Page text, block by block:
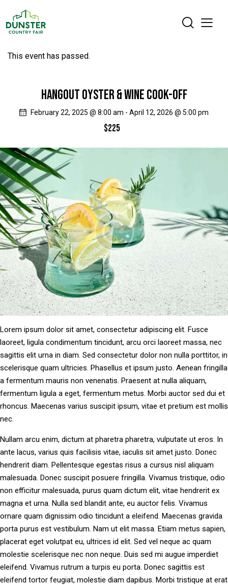
This event has passed.
HANGOUT OYSTER & WINE COOK-OFF
February 22, 2025 @ 8:00 am - April 12, 2026 @ 5:00 pm
$225
Lorem ipsum dolor sit amet, consectetur adipiscing elit. Fusce
laoreet, ligula condimentum tincidunt, arcu orci laoreet massa, nec
sagittis elit urna in diam. Sed consectetur dolor non nulla porttitor, in
scelerisque quam ultricies. Phasellus et ipsum justo. Aenean fringilla
a fermentum mauris non venenatis. Praesent at nulla aliquam,
fermentum ligula a eget, fermentum metus. Morbi auctor sed dui et
rhoncus. Maecenas varius suscipit ipsum, vitae et pretium est mollis
nec.
Nullam arcu enim, dictum at pharetra pharetra, vulputate ut eros. In
ante lacus, varius quis facilisis vitae, iaculis sit amet justo. Donec
hendrerit diam. Pellentesque egestas risus a cursus nisl aliquam
malesuada. Donec suscipit posuere fringilla. Vivamus tristique, odio
non efficitur malesuada, purus quam dictum elit, vitae hendrerit ex
magna et urna. Nulla sed blandit ante, eu auctor felis. Vivamus
ornare quam dignissim odio tincidunt a eleifend. Maecenas gravida
porta purus est vestibulum. Nam ut elit massa. Etiam metus sapien,
placerat eget volutpat eu, ultrices id elit. Sed vel neque ac quam
molestie scelerisque nec non neque. Duis sed mi augue imperdiet
eleifend. Vivamus rutrum a turpis eu porta. Donec sagittis est
eleifend tortor feugiat, molestie diam dapibus. Morbi tristique at erat